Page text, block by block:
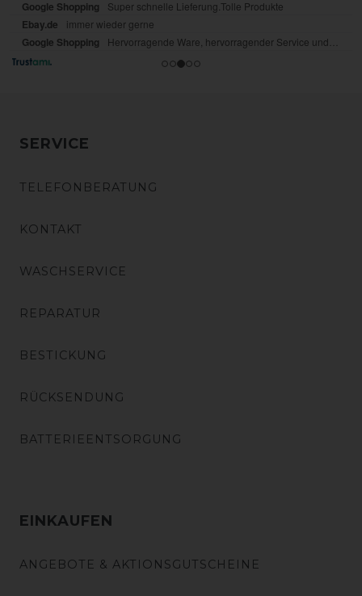
SERVICE
TELEFONBERATUNG
KONTAKT
WASCHSERVICE
REPARATUR
BESTICKUNG
RÜCKSENDUNG
BATTERIEENTSORGUNG
EINKAUFEN
ANGEBOTE & AKTIONSGUTSCHEINE